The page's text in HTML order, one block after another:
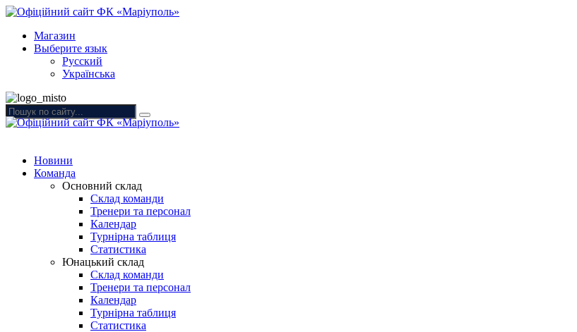
Магазин
Выберите язык
Русский
Українська
Новини
Команда
Основний склад
Склад команди
Тренери та персонал
Календар
Турнірна таблиця
Статистика
Юнацький склад
Склад команди
Тренери та персонал
Календар
Турнірна таблиця
Статистика